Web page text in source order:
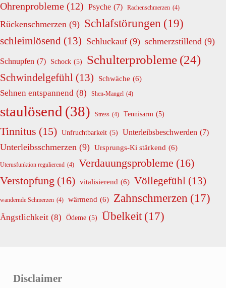
Ohrenprobleme (12) Psyche (7) Rachenschmerzen (4)
Rückenschmerzen (9) Schlafstörungen (19)
schleimlösend (13) Schluckauf (9) schmerzstillend (9)
Schnupfen (7) Schock (5) Schulterprobleme (24)
Schwindelgefühl (13) Schwäche (6)
Sehnen entspannend (8) Shen-Mangel (4)
staulösend (38) Stress (4) Tennisarm (5)
Tinnitus (15) Unfruchtbarkeit (5) Unterleibsbeschwerden (7)
Unterleibsschmerzen (9) Ursprungs-Ki stärkend (6)
Uterusfunktion regulierend (4) Verdauungsprobleme (16)
Verstopfung (16) vitalisierend (6) Völlegefühl (13)
wandernde Schmerzen (4) wärmend (6) Zahnschmerzen (17)
Ängstlichkeit (8) Ödeme (5) Übelkeit (17)
Disclaimer